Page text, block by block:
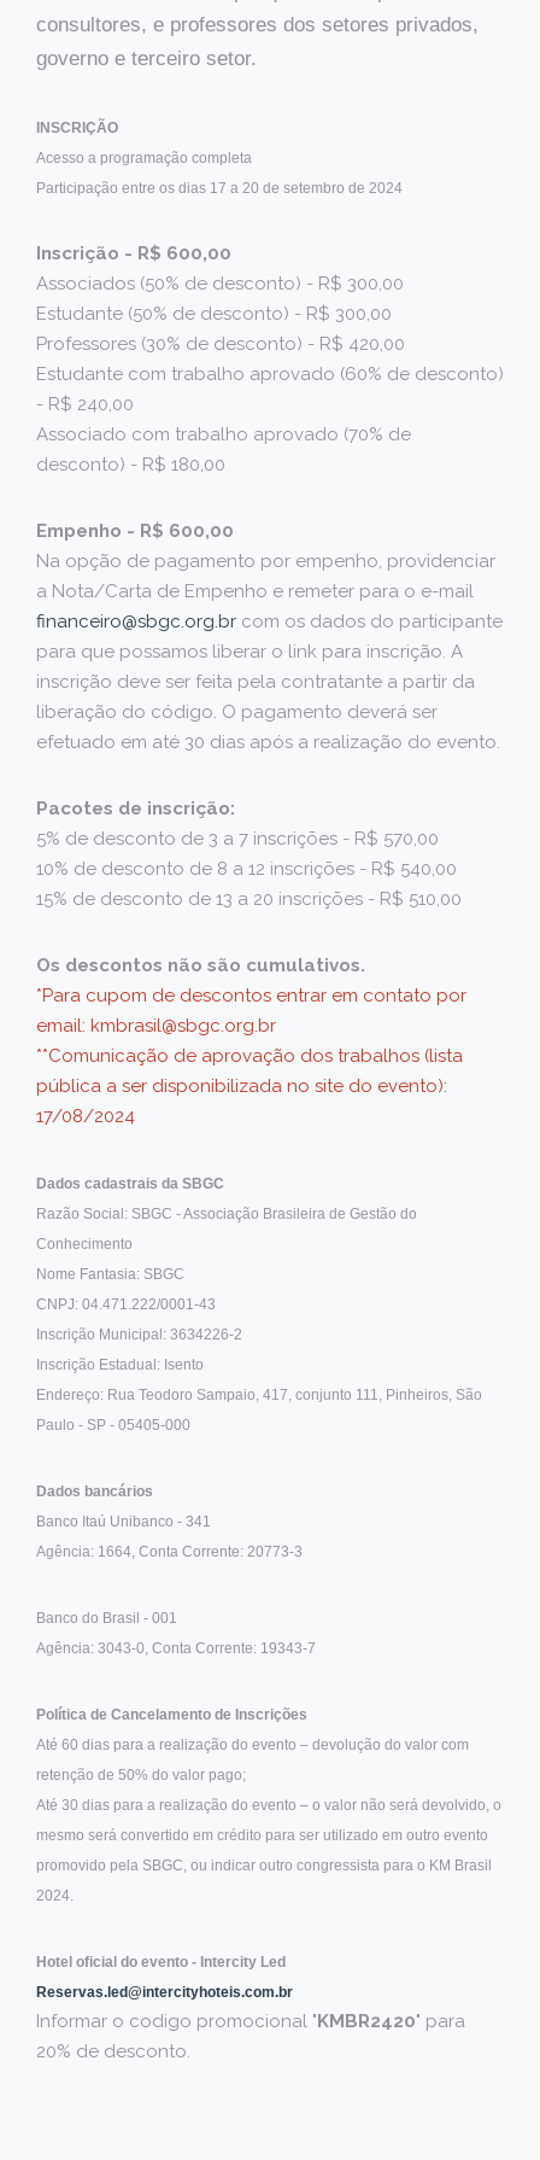
consultores, e professores dos setores privados,
governo e terceiro setor.
INSCRIÇÃO
Acesso a programação completa
Participação entre os dias 17 a 20 de setembro de 2024
Inscrição - R$ 600,00
Associados (50% de desconto) - R$ 300,00
Estudante (50% de desconto) - R$ 300,00
Professores (30% de desconto) - R$ 420,00
Estudante com trabalho aprovado (60% de desconto)
- R$ 240,00
Associado com trabalho aprovado (70% de
desconto) - R$ 180,00
Empenho - R$ 600,00
Na opção de pagamento por empenho, providenciar
a Nota/Carta de Empenho e remeter para o e-mail
financeiro@sbgc.org.br com os dados do participante
para que possamos liberar o link para inscrição. A
inscrição deve ser feita pela contratante a partir da
liberação do código. O pagamento deverá ser
efetuado em até 30 dias após a realização do evento.
Pacotes de inscrição:
5% de desconto de 3 a 7 inscrições - R$ 570,00
10% de desconto de 8 a 12 inscrições - R$ 540,00
15% de desconto de 13 a 20 inscrições - R$ 510,00
Os descontos não são cumulativos.
*Para cupom de descontos entrar em contato por
email: kmbrasil@sbgc.org.br
**Comunicação de aprovação dos trabalhos (lista
pública a ser disponibilizada no site do evento):
17/08/2024
Dados cadastrais da SBGC
Razão Social: SBGC - Associação Brasileira de Gestão do
Conhecimento
Nome Fantasia: SBGC
CNPJ: 04.471.222/0001-43
Inscrição Municipal: 3634226-2
Inscrição Estadual: Isento
Endereço: Rua Teodoro Sampaio, 417, conjunto 111, Pinheiros, São
Paulo - SP - 05405-000
Dados bancários
Banco Itaú Unibanco - 341
Agência: 1664, Conta Corrente: 20773-3
Banco do Brasil - 001
Agência: 3043-0, Conta Corrente: 19343-7
Política de Cancelamento de Inscrições
Até 60 dias para a realização do evento – devolução do valor com
retenção de 50% do valor pago;
Até 30 dias para a realização do evento – o valor não será devolvido, o
mesmo será convertido em crédito para ser utilizado em outro evento
promovido pela SBGC, ou indicar outro congressista para o KM Brasil
2024.
Hotel oficial do evento - Intercity Led
Reservas.led@intercityhoteis.com.br
Informar o codigo promocional "KMBR2420" para
20% de desconto.